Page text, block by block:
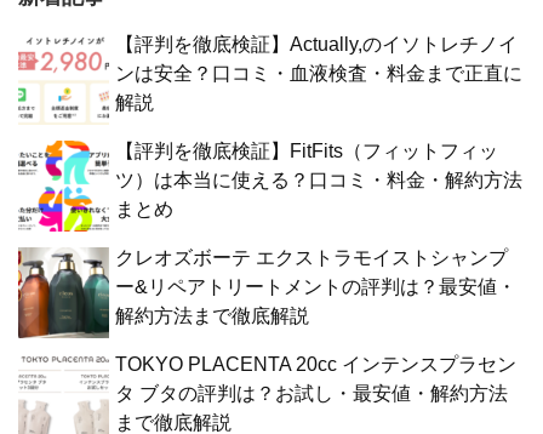
【評判を徹底検証】Actually,のイソトレチノイ
ンは安全？口コミ・血液検査・料金まで正直に
解説
【評判を徹底検証】FitFits（フィットフィッ
ツ）は本当に使える？口コミ・料金・解約方法
まとめ
クレオズボーテ エクストラモイストシャンプ
ー&リペアトリートメントの評判は？最安値・
解約方法まで徹底解説
TOKYO PLACENTA 20cc インテンスプラセン
タ ブタの評判は？お試し・最安値・解約方法
まで徹底解説